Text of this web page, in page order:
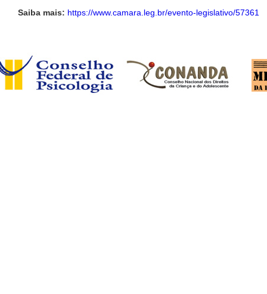
Saiba mais: https://www.camara.leg.br/evento-legislativo/57361